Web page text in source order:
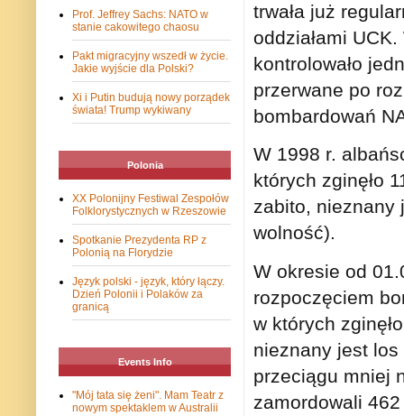
trwała już
oddziałami
kontrolowało
przerwane po
bombardowań
W 1998 r.
których zginęło
zabito, nieznany
wolność).
W okresie od
rozpoczęciem
w których
nieznany jest los
przeciągu mniej
zamordowali
Prof. Jeffrey Sachs: NATO w
stanie cakowitego chaosu
Pakt migracyjny wszedł w życie.
Jakie wyjście dla Polski?
Xi i Putin budują nowy porządek
świata! Trump wykiwany
Polonia
XX Polonijny Festiwal Zespołów
Folklorystycznych w Rzeszowie
Spotkanie Prezydenta RP z
Polonią na Florydzie
Język polski - język, który łączy.
Dzień Polonii i Polaków za
granicą
Events Info
"Mój tata się żeni". Mam Teatr z
nowym spektaklem w Australii